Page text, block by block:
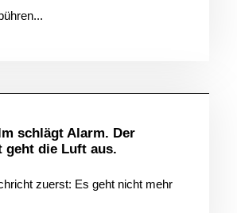
schlägt Alarm. Der
geht die Luft aus.
zuerst: Es geht nicht mehr